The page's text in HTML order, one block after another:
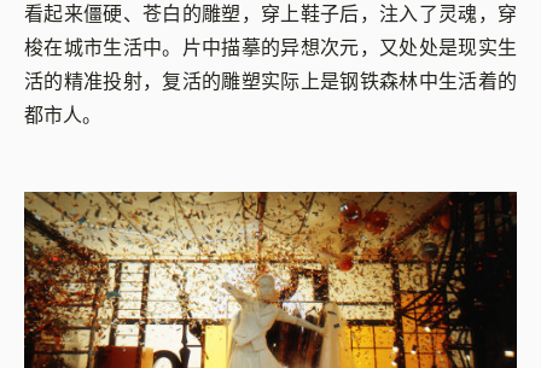
看起来僵硬、苍白的雕塑，穿上鞋子后，注入了灵魂，穿
梭在城市生活中。片中描摹的异想次元，又处处是现实生
活的精准投射，复活的雕塑实际上是钢铁森林中生活着的
都市人。